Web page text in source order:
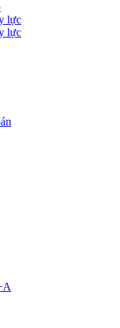
lực
lực